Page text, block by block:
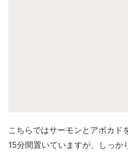
こちらではサーモンとアボカド
15分間置いていますが、しっか